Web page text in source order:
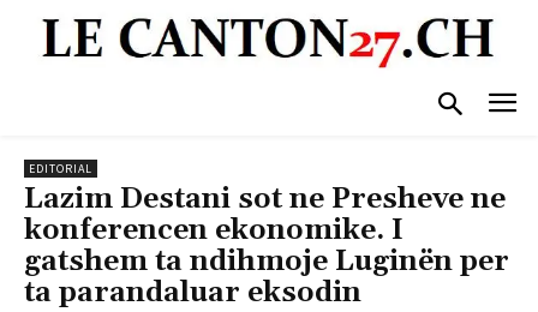
EDITORIAL
Lazim Destani sot ne Presheve ne
konferencen ekonomike. I
gatshem ta ndihmoje Luginën per
ta parandaluar eksodin